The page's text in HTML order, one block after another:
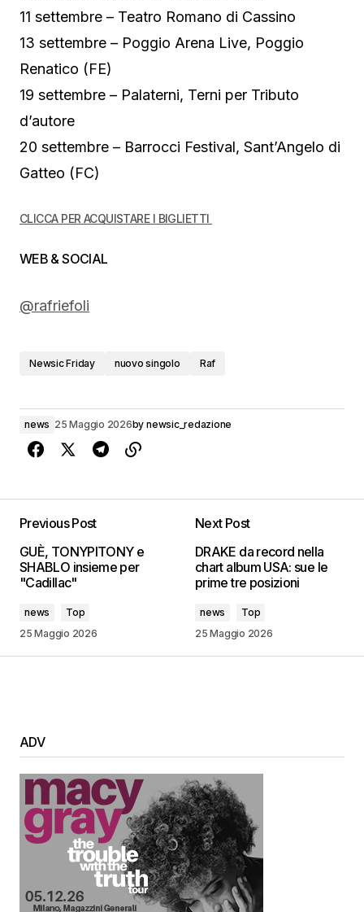
11 settembre – Teatro Romano di Cassino
13 settembre – Poggio Arena Live, Poggio
Renatico (FE)
19 settembre – Palaterni, Terni per Tributo
d’autore
20 settembre – Barrocci Festival, Sant’Angelo di
Gatteo (FC)
CLICCA PER ACQUISTARE I BIGLIETTI
WEB & SOCIAL
@rafriefoli
Newsic Friday nuovo singolo Raf
news 25 Maggio 2026by newsic_redazione
Previous Post
GUÈ, TONYPITONY e
SHABLO insieme per
"Cadillac"
news
Top
25 Maggio 2026
Next Post
DRAKE da record nella
chart album USA: sue le
prime tre posizioni
news
Top
25 Maggio 2026
ADV